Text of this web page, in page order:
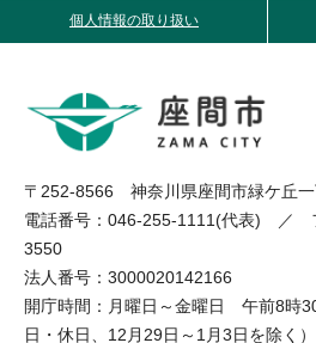
個人情報の取り扱い
〒252-8566 神奈川県座間市緑ケ丘
電話番号：046-255-1111(代表) ／
3550
法人番号：3000020142166
開庁時間：月曜日～金曜日 午前8時
日・休日、12月29日～1月3日を除く）